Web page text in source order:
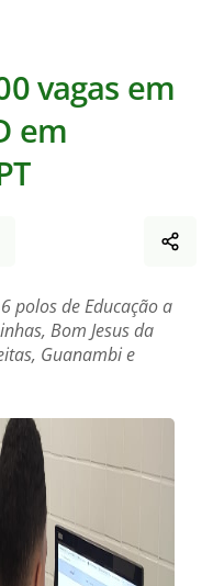
vagas em
em
polos de Educação a
Bom Jesus da
Guanambi e